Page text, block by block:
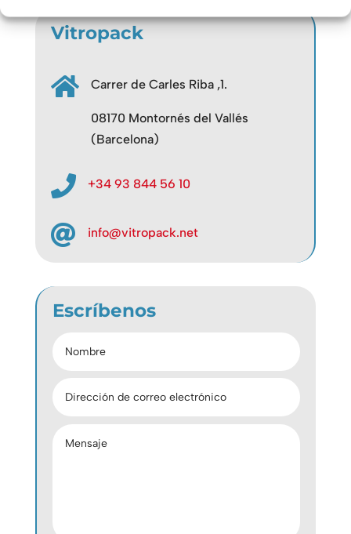
Vitropack
 Carrer de Carles Riba ,1.
08170 Montornés del Vallés
(Barcelona)
 +34 93 844 56 10
 info@vitropack.net
Escríbenos